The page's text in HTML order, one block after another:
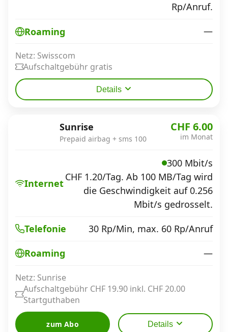
Rp/Anruf.
Roaming —
Netz: Swisscom
Aufschaltgebühr gratis
Details
Sunrise
Prepaid airbag + sms 100
CHF 6.00
im Monat
Internet
300 Mbit/s
CHF 1.20/Tag. Ab 100 MB/Tag wird
die Geschwindigkeit auf 0.256
Mbit/s gedrosselt.
Telefonie 30 Rp/Min, max. 60 Rp/Anruf
Roaming —
Netz: Sunrise
Aufschaltgebühr CHF 19.90 inkl. CHF 20.00
Startguthaben
zum Abo Details